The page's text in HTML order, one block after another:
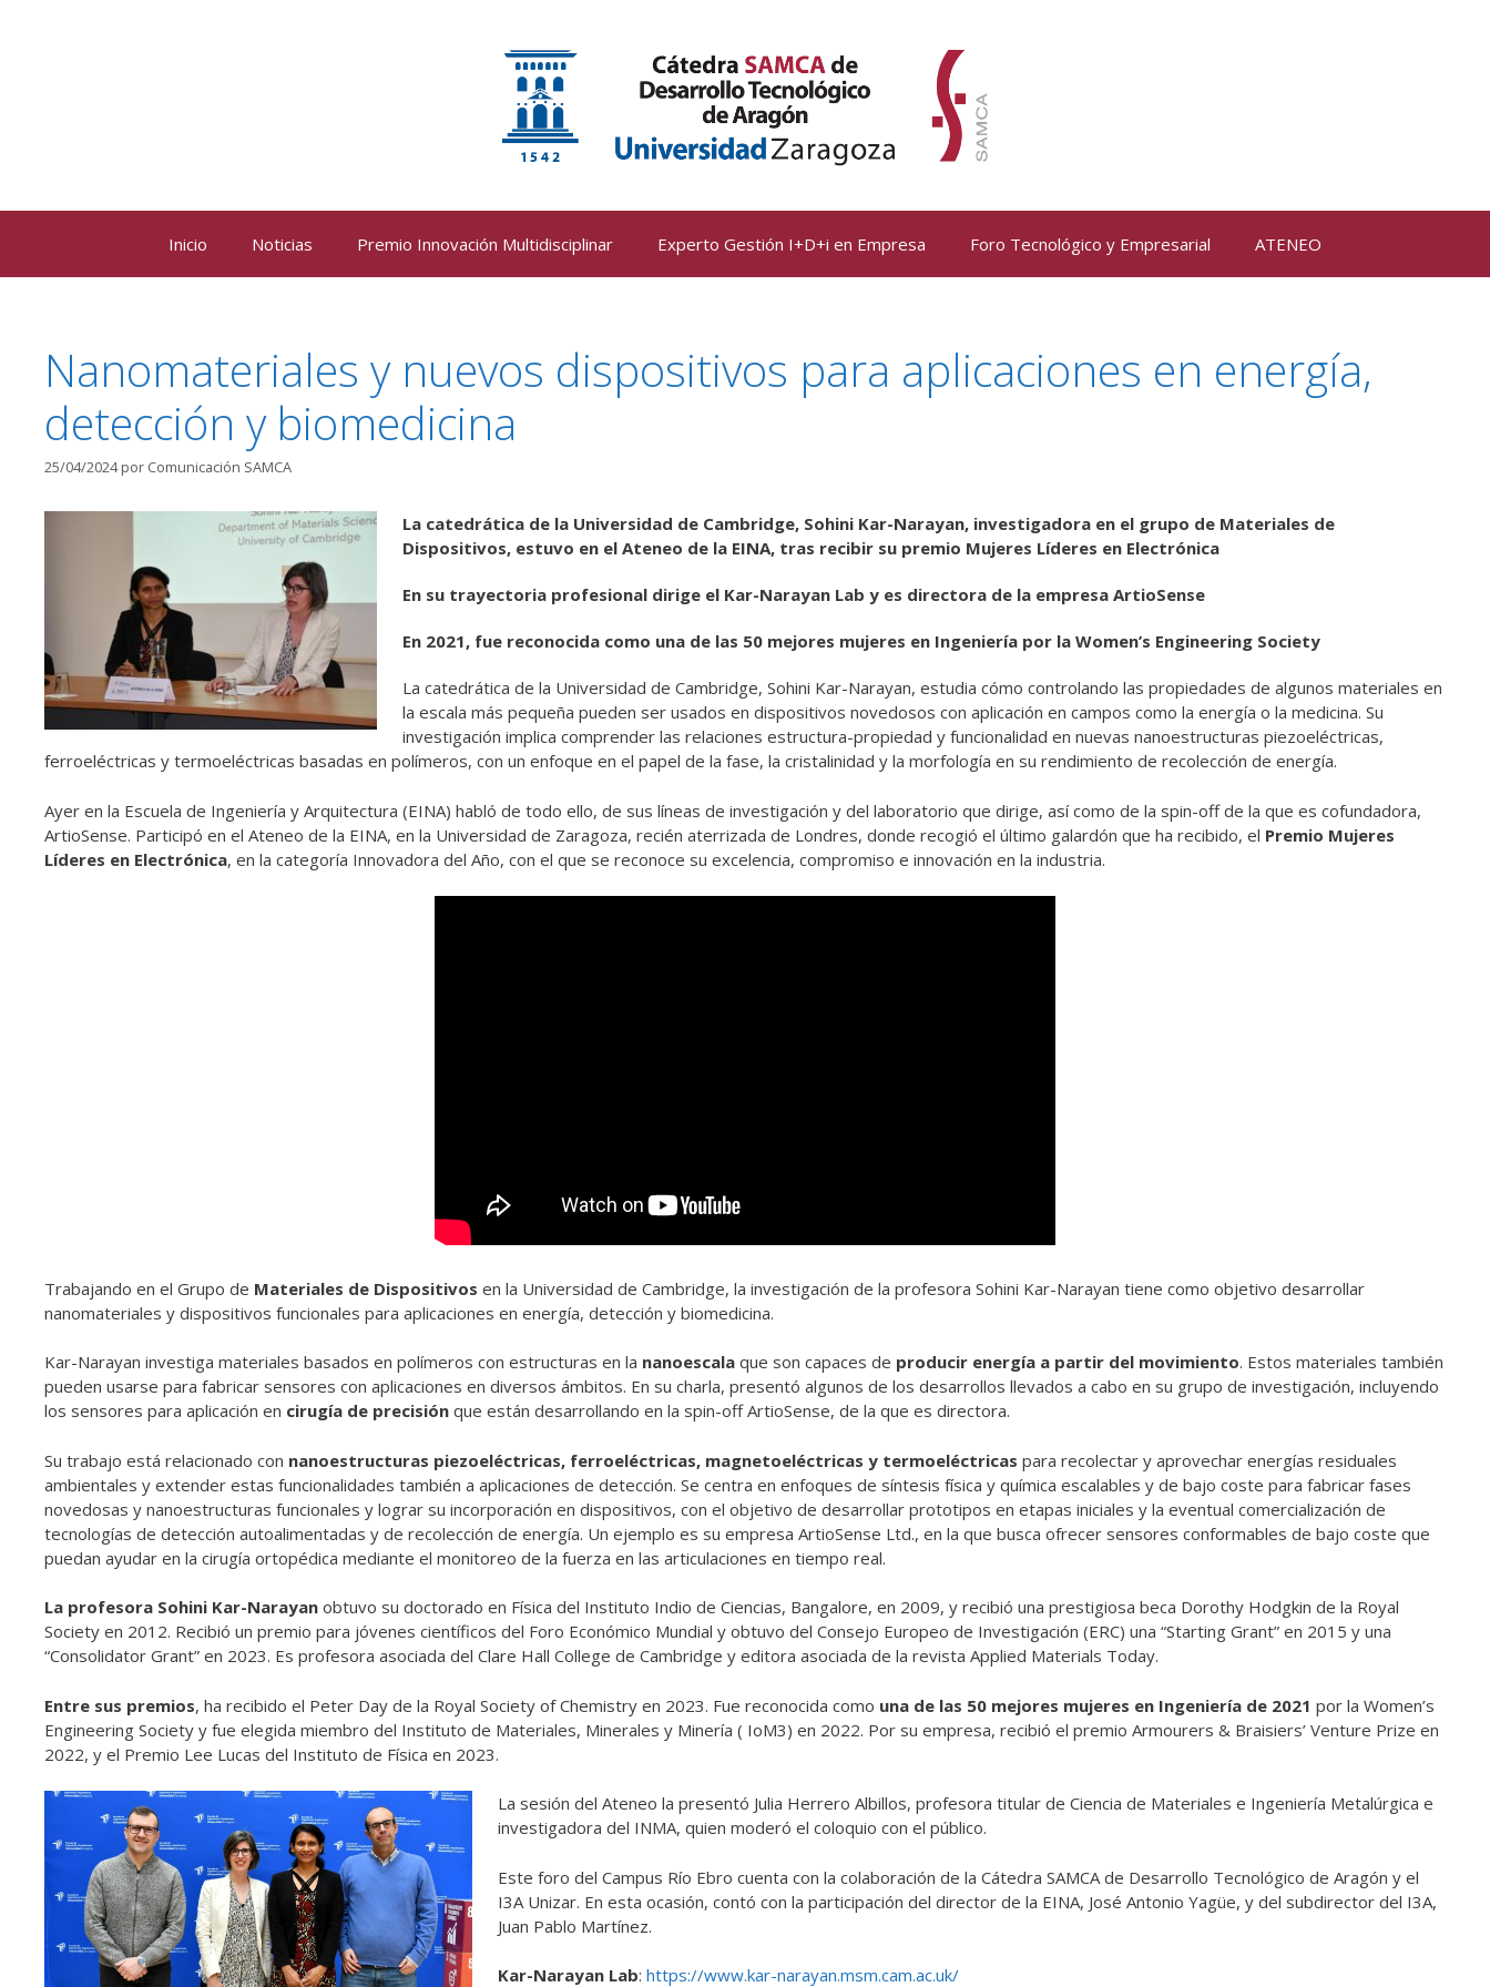
Inicio Noticias Premio Innovación Multidisciplinar Experto Gestión I+D+i en Empresa Foro Tecnológico y Empresarial ATENEO
Nanomateriales y nuevos dispositivos para aplicaciones en energía,
detección y biomedicina
25/04/2024 por Comunicación SAMCA
La catedrática de la Universidad de Cambridge, Sohini Kar-Narayan, investigadora en el grupo de Materiales de
Dispositivos, estuvo en el Ateneo de la EINA, tras recibir su premio Mujeres Líderes en Electrónica
En su trayectoria profesional dirige el Kar-Narayan Lab y es directora de la empresa ArtioSense
En 2021, fue reconocida como una de las 50 mejores mujeres en Ingeniería por la Women’s Engineering Society
La catedrática de la Universidad de Cambridge, Sohini Kar-Narayan, estudia cómo controlando las propiedades de algunos materiales en
la escala más pequeña pueden ser usados en dispositivos novedosos con aplicación en campos como la energía o la medicina. Su
investigación implica comprender las relaciones estructura-propiedad y funcionalidad en nuevas nanoestructuras piezoeléctricas,
ferroeléctricas y termoeléctricas basadas en polímeros, con un enfoque en el papel de la fase, la cristalinidad y la morfología en su rendimiento de recolección de energía.
Ayer en la Escuela de Ingeniería y Arquitectura (EINA) habló de todo ello, de sus líneas de investigación y del laboratorio que dirige, así como de la spin-off de la que es cofundadora,
ArtioSense. Participó en el Ateneo de la EINA, en la Universidad de Zaragoza, recién aterrizada de Londres, donde recogió el último galardón que ha recibido, el Premio Mujeres
Líderes en Electrónica, en la categoría Innovadora del Año, con el que se reconoce su excelencia, compromiso e innovación en la industria.
Trabajando en el Grupo de Materiales de Dispositivos en la Universidad de Cambridge, la investigación de la profesora Sohini Kar-Narayan tiene como objetivo desarrollar
nanomateriales y dispositivos funcionales para aplicaciones en energía, detección y biomedicina.
Kar-Narayan investiga materiales basados en polímeros con estructuras en la nanoescala que son capaces de producir energía a partir del movimiento. Estos materiales también
pueden usarse para fabricar sensores con aplicaciones en diversos ámbitos. En su charla, presentó algunos de los desarrollos llevados a cabo en su grupo de investigación, incluyendo
los sensores para aplicación en cirugía de precisión que están desarrollando en la spin-off ArtioSense, de la que es directora.
Su trabajo está relacionado con nanoestructuras piezoeléctricas, ferroeléctricas, magnetoeléctricas y termoeléctricas para recolectar y aprovechar energías residuales
ambientales y extender estas funcionalidades también a aplicaciones de detección. Se centra en enfoques de síntesis física y química escalables y de bajo coste para fabricar fases
novedosas y nanoestructuras funcionales y lograr su incorporación en dispositivos, con el objetivo de desarrollar prototipos en etapas iniciales y la eventual comercialización de
tecnologías de detección autoalimentadas y de recolección de energía. Un ejemplo es su empresa ArtioSense Ltd., en la que busca ofrecer sensores conformables de bajo coste que
puedan ayudar en la cirugía ortopédica mediante el monitoreo de la fuerza en las articulaciones en tiempo real.
La profesora Sohini Kar-Narayan obtuvo su doctorado en Física del Instituto Indio de Ciencias, Bangalore, en 2009, y recibió una prestigiosa beca Dorothy Hodgkin de la Royal
Society en 2012. Recibió un premio para jóvenes científicos del Foro Económico Mundial y obtuvo del Consejo Europeo de Investigación (ERC) una “Starting Grant” en 2015 y una
“Consolidator Grant” en 2023. Es profesora asociada del Clare Hall College de Cambridge y editora asociada de la revista Applied Materials Today.
Entre sus premios, ha recibido el Peter Day de la Royal Society of Chemistry en 2023. Fue reconocida como una de las 50 mejores mujeres en Ingeniería de 2021 por la Women’s
Engineering Society y fue elegida miembro del Instituto de Materiales, Minerales y Minería ( IoM3) en 2022. Por su empresa, recibió el premio Armourers & Braisiers’ Venture Prize en
2022, y el Premio Lee Lucas del Instituto de Física en 2023.
La sesión del Ateneo la presentó Julia Herrero Albillos, profesora titular de Ciencia de Materiales e Ingeniería Metalúrgica e
investigadora del INMA, quien moderó el coloquio con el público.
Este foro del Campus Río Ebro cuenta con la colaboración de la Cátedra SAMCA de Desarrollo Tecnológico de Aragón y el
I3A Unizar. En esta ocasión, contó con la participación del director de la EINA, José Antonio Yagüe, y del subdirector del I3A,
Juan Pablo Martínez.
Kar-Narayan Lab: https://www.kar-narayan.msm.cam.ac.uk/